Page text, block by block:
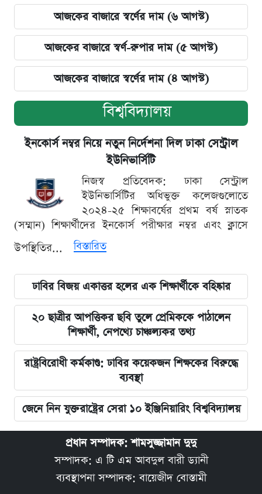
আজকের বাজারে স্বর্ণের দাম (৬ আগস্ট)
আজকের বাজারে স্বর্ণ-রুপার দাম (৫ আগস্ট)
আজকের বাজারে স্বর্ণের দাম (৪ আগস্ট)
বিশ্ববিদ্যালয়
ইনকোর্স নম্বর নিয়ে নতুন নির্দেশনা দিল ঢাকা সেন্ট্রাল
ইউনিভার্সিটি
নিজস্ব প্রতিবেদক: ঢাকা সেন্ট্রাল
ইউনিভার্সিটির অধিভুক্ত কলেজগুলোতে
২০২৪-২৫ শিক্ষাবর্ষের প্রথম বর্ষ স্নাতক
(সম্মান) শিক্ষার্থীদের ইনকোর্স পরীক্ষার নম্বর এবং ক্লাসে
উপস্থিতির...
বিস্তারিত
ঢাবির বিজয় একাত্তর হলের এক শিক্ষার্থীকে বহিষ্কার
২০ ছাত্রীর আপত্তিকর ছবি তুলে প্রেমিককে পাঠালেন
শিক্ষার্থী, নেপথ্যে চাঞ্চল্যকর তথ্য
রাষ্ট্রবিরোধী কর্মকাণ্ড: ঢাবির কয়েকজন শিক্ষকের বিরুদ্ধে
ব্যবস্থা
জেনে নিন যুক্তরাষ্ট্রের সেরা ১০ ইঞ্জিনিয়ারিং বিশ্ববিদ্যালয়
প্রধান সম্পাদক: শামসুজ্জামান দুদু
সম্পাদক: এ টি এম আবদুল বারী ড্যানী
ব্যবস্থাপনা সম্পাদক: বায়েজীদ বোস্তামী